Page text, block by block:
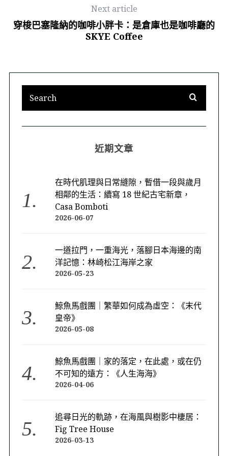
Next article
穿梭巴塞隆納的咖啡小胖卡：是倉庫也是咖啡廳的
SKYE Coffee
近期文章
在時代肌理與日常縫隙，暫借一段與歲月
相鄰的生活：續寫 18 世紀古宅新章，
Casa Bomboti
2026-06-07
一道拉門，一重海光，落腳日本海邊的南
洋記憶：林崎松江海岸之家
2026-05-23
鯨魚馬戲團｜繁華如何成為虛空：《末代
皇帝》
2026-05-08
鯨魚馬戲團｜家的落定，在此處，或在仍
不可知的遠方：《人生海海》
2026-04-06
追尋日光的軌跡，在海風與樹影中棲居：
Fig Tree House
2026-03-13